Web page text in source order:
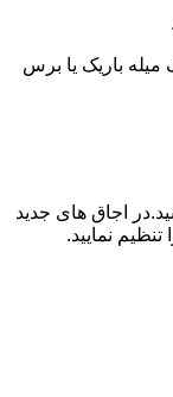
باریک یا برس
اجاق های جدید
نمایید.